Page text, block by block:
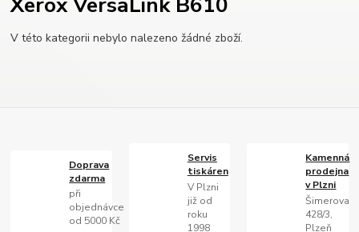
V této kategorii nebylo nalezeno žádné zboží.
Doprava
zdarma
při
objednávce
od 5000 Kč
Servis
tiskáren
V Plzni
již od
roku
1998
Kamenná
prodejna
v Plzni
Šimerova
428/3,
Plzeň